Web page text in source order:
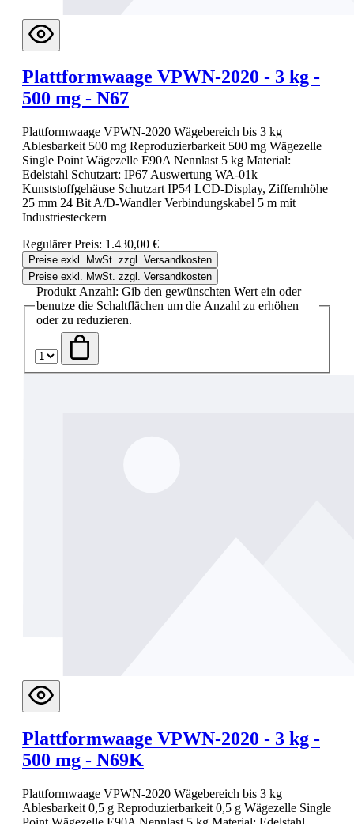
Plattformwaage VPWN-2020 - 3 kg -
500 mg - N67
Plattformwaage VPWN-2020 Wägebereich bis 3 kg
Ablesbarkeit 500 mg Reproduzierbarkeit 500 mg Wägezelle
Single Point Wägezelle E90A Nennlast 5 kg Material:
Edelstahl Schutzart: IP67 Auswertung WA-01k
Kunststoffgehäuse Schutzart IP54 LCD-Display, Ziffernhöhe
25 mm 24 Bit A/D-Wandler Verbindungskabel 5 m mit
Industriesteckern
Regulärer Preis: 1.430,00 €
Preise exkl. MwSt. zzgl. Versandkosten
Preise exkl. MwSt. zzgl. Versandkosten
Produkt Anzahl: Gib den gewünschten Wert ein oder
benutze die Schaltflächen um die Anzahl zu erhöhen
oder zu reduzieren.
Plattformwaage VPWN-2020 - 3 kg -
500 mg - N69K
Plattformwaage VPWN-2020 Wägebereich bis 3 kg
Ablesbarkeit 0,5 g Reproduzierbarkeit 0,5 g Wägezelle Single